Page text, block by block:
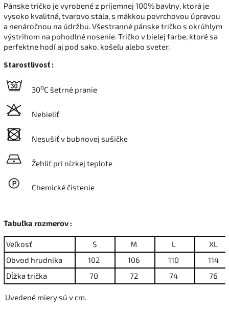
Pánske tričko je vyrobené z príjemnej 100% bavlny, ktorá je
vysoko kvalitná, tvarovo stála, s mäkkou povrchovou úpravou
a nenáročnou na údržbu. Všestranné pánske tričko s okrúhlym
výstrihom na pohodlné nosenie. Tričko v bielej farbe, ktoré sa
perfektne hodí aj pod sako, košeľu alebo sveter.
Starostlivosť :
30oC šetrné pranie
Nebieliť
Nesušiť v bubnovej sušičke
Žehliť pri nízkej teplote
Chemické čistenie
Tabuľka rozmerov :
Veľkosť S M L
XL
Obvod hrudníka
102 106 110
114
Dĺžka trička
70 72 74 76
Uvedené miery sú v cm.